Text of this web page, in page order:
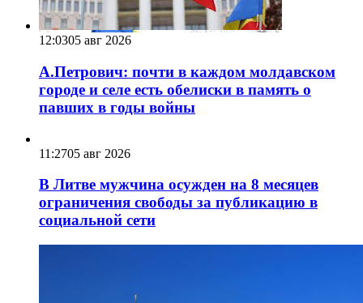
12:0305 авг 2026
А.Петрович: почти в каждом молдавском
городе и селе есть обелиски в память о
павших в годы войны
11:2705 авг 2026
В Литве мужчина осужден на 8 месяцев
ограничения свободы за публикацию в
социальной сети